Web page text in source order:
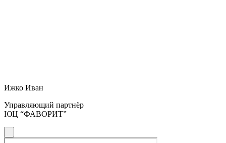
Ижко Иван
Управляющий партнёр
ЮЦ “ФАВОРИТ”